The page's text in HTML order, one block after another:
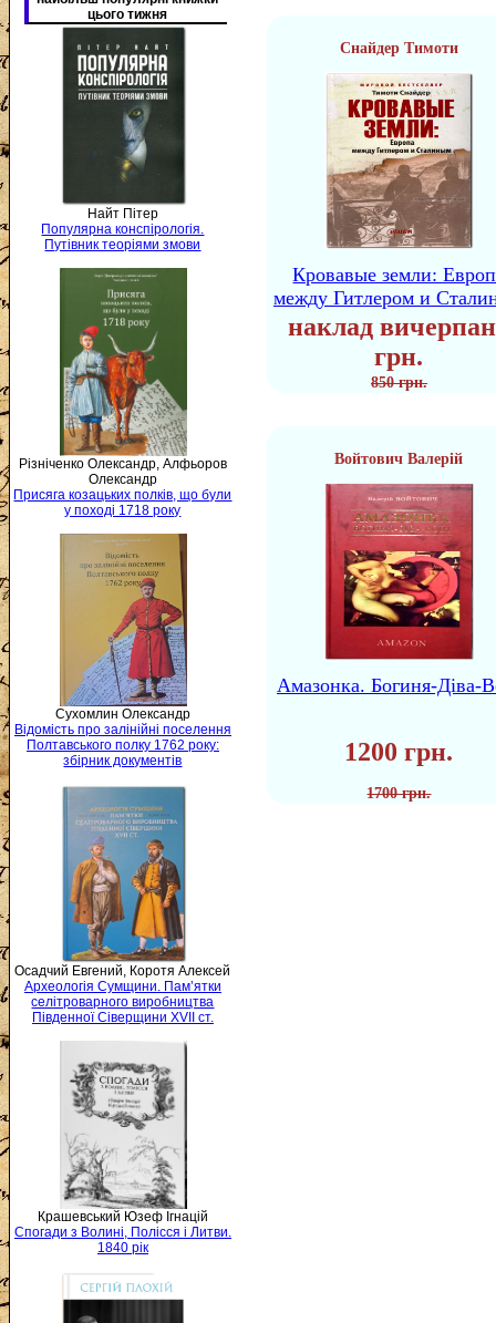
цього тижня
Найт Пітер
Популярна конспірологія.
Путівник теоріями змови
Різніченко Олександр, Алфьоров
Олександр
Присяга козацьких полків, що були
у поході 1718 року
Сухомлин Олександр
Відомість про залінійні поселення
Полтавського полку 1762 року:
збірник документів
Осадчий Евгений, Коротя Алексей
Археологія Сумщини. Пам’ятки
селітроварного виробництва
Південної Сіверщини XVII ст.
Крашевський Юзеф Ігнацій
Спогади з Волині, Полісся і Литви.
1840 рік
Снайдер Тимоти
Кровавые земли:
между Гитлером и
наклад
грн.
850 грн.
Войтович Валерій
Амазонка. Богиня-Діва-
1200 грн.
1700 грн.